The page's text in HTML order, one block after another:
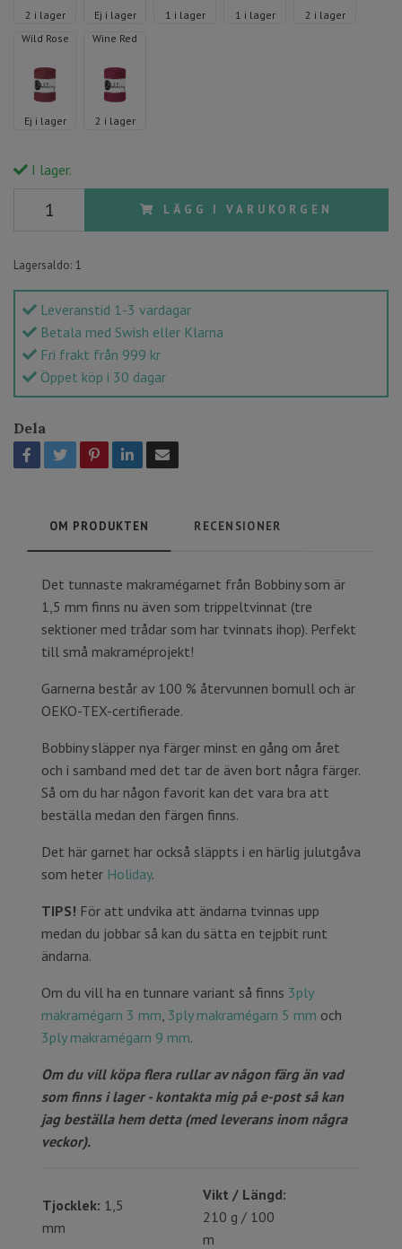
2 i lager Ej i lager 1 i lager 1 i lager
2 i lager
Wild Rose
Ej i lager
Wine Red
2 i lager
I lager.
LÄGG I VARUKORGEN
Lagersaldo: 1
Leveranstid 1-3 vardagar
Betala med Swish eller Klarna
Fri frakt från 999 kr
Öppet köp i 30 dagar
Dela
OM PRODUKTEN RECENSIONER
Det tunnaste makramégarnet från Bobbiny som är
1,5 mm finns nu även som trippeltvinnat (tre
sektioner med trådar som har tvinnats ihop). Perfekt
till små makraméprojekt!
Garnerna består av 100 % återvunnen bomull och är
OEKO-TEX-certifierade.
Bobbiny släpper nya färger minst en gång om året
och i samband med det tar de även bort några färger.
Så om du har någon favorit kan det vara bra att
beställa medan den färgen finns.
Det här garnet har också släppts i en härlig julutgåva
som heter Holiday.
TIPS! För att undvika att ändarna tvinnas upp
medan du jobbar så kan du sätta en tejpbit runt
ändarna.
Om du vill ha en tunnare variant så finns 3ply
makramégarn 3 mm 3ply makramégarn 5 mm och
3ply makramégarn 9 mm.
Om du vill köpa flera rullar av någon färg än vad
som finns i lager - kontakta mig på e-post så kan
jag beställa hem detta (med leverans inom några
veckor).
Tjocklek: 1,5
mm
Vikt / Längd:
210 g / 100
m